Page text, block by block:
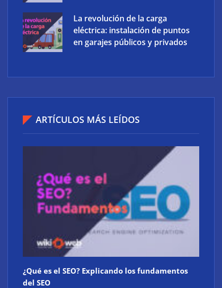
IBSAT logra un acuerdo con Amazon Leo para llevar
Portugal
La revolución de la carga
eléctrica: instalación de puntos
en garajes públicos y privados
ARTÍCULOS MÁS LEÍDOS
¿Qué es el SEO? Explicando los fundamentos
del SEO